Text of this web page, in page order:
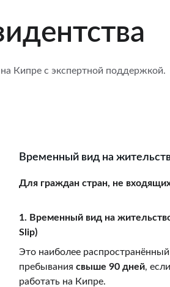
Кипре с экспертной поддержкой.
Временный вид на
Для граждан стран, не
1. Временный вид на
Slip)
Это наиболее
пребывания свыше 90 дней,
работать на Кипре.